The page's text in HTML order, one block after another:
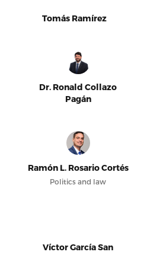
Tomás Ramírez
Dr. Ronald Collazo
Pagán
Ramón L. Rosario Cortés
Politics and law
Víctor García San